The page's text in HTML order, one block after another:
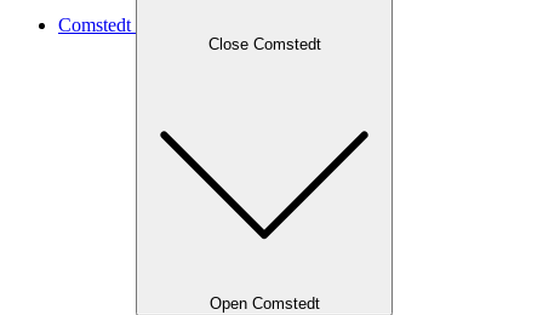
Comstedt
Close Comstedt
Open Comstedt